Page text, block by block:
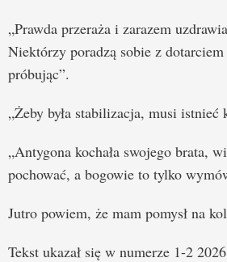
„Prawda przeraża i zarazem
Niektórzy poradzą sobie z
próbując”.
„Żeby była stabilizacja, musi istnieć
„Antygona kochała swojego brata,
pochować, a bogowie to tylko
Jutro powiem, że mam pomysł na
Tekst ukazał się w numerze 1-2